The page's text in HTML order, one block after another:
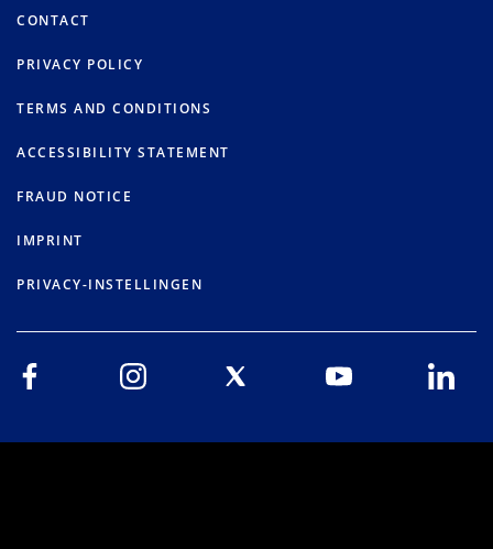
CONTACT
PRIVACY POLICY
TERMS AND CONDITIONS
ACCESSIBILITY STATEMENT
FRAUD NOTICE
IMPRINT
PRIVACY-INSTELLINGEN